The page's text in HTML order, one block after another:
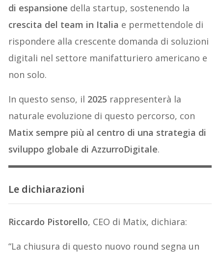
di espansione della startup, sostenendo la
crescita del team in Italia e permettendole di
rispondere alla crescente domanda di soluzioni
digitali nel settore manifatturiero americano e
non solo.
In questo senso, il 2025 rappresenterà la
naturale evoluzione di questo percorso, con
Matix sempre più al centro di una strategia di
sviluppo globale di AzzurroDigitale.
Le dichiarazioni
Riccardo Pistorello, CEO di Matix, dichiara:
“La chiusura di questo nuovo round segna un